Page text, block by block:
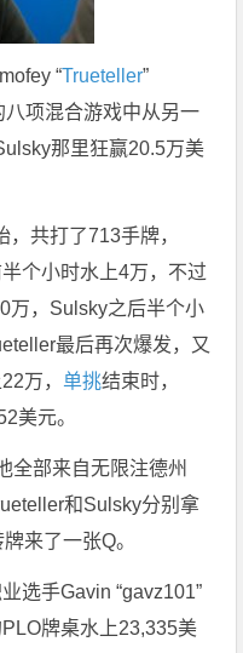
“Trueteller”
项混合游戏中从另一
那里狂赢20.5万美
共打了713手牌，
个小时水上4万，不过
万，Sulsky之后半个小
最后再次爆发，又
万，单挑结束时，
美元。
全部来自无限注德州
和Sulsky分别拿
来了一张Q。
选手Gavin “gavz101”
牌桌水上23,335美